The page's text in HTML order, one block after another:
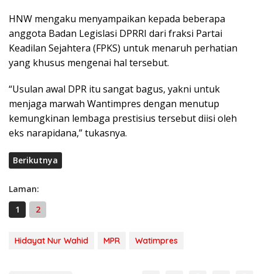
HNW mengaku menyampaikan kepada beberapa
anggota Badan Legislasi DPRRI dari fraksi Partai
Keadilan Sejahtera (FPKS) untuk menaruh perhatian
yang khusus mengenai hal tersebut.
“Usulan awal DPR itu sangat bagus, yakni untuk
menjaga marwah Wantimpres dengan menutup
kemungkinan lembaga prestisius tersebut diisi oleh
eks narapidana,” tukasnya.
Berikutnya
Laman:
1
2
Hidayat Nur Wahid MPR Watimpres